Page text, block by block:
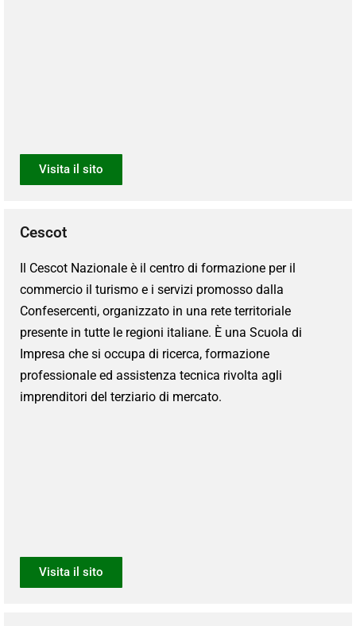
Visita il sito
Cescot
Il Cescot Nazionale è il centro di formazione per il
commercio il turismo e i servizi promosso dalla
Confesercenti, organizzato in una rete territoriale
presente in tutte le regioni italiane. È una Scuola di
Impresa che si occupa di ricerca, formazione
professionale ed assistenza tecnica rivolta agli
imprenditori del terziario di mercato.
Visita il sito